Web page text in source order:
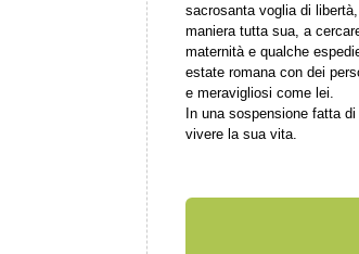
sacrosanta voglia di
maniera tutta sua, a
maternità e qualche
estate romana con dei
e meravigliosi come lei.
In una sospensione fatta
vivere la sua vita.